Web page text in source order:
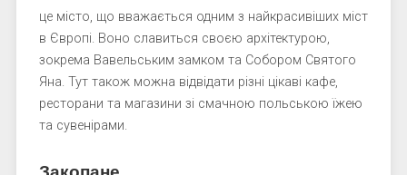
це місто, що вважається одним з найкрасивіших міст
в Європі. Воно славиться своєю архітектурою,
зокрема Вавельським замком та Собором Святого
Яна. Тут також можна відвідати різні цікаві кафе,
ресторани та магазини зі смачною польською їжею
та сувенірами.